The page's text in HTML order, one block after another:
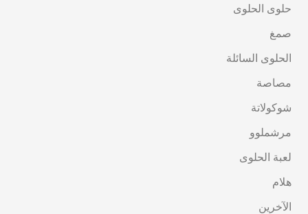
حلوى الحلوى
صمغ
الحلوى السائلة
مصاصة
شوكولاتة
مرشملوو
لعبة الحلوى
هلام
الآخرين